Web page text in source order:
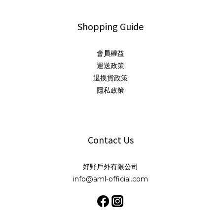
Shopping Guide
會員權益
運送政策
退換貨政策
隱私政策
Contact Us
好野戶外有限公司
info@aml-official.com